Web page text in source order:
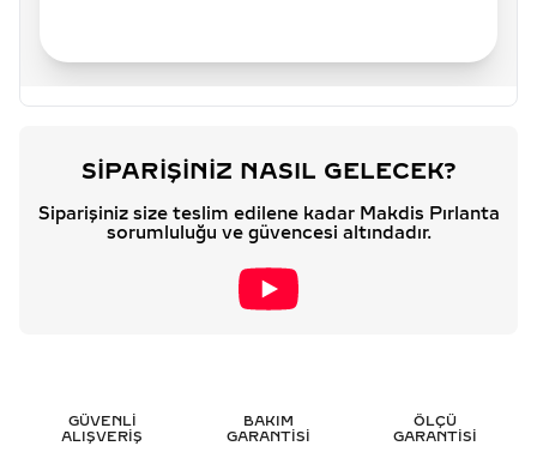
SIPARIŞINIZ NASIL GELECEK?
Siparişiniz size teslim edilene kadar Makdis Pırlanta
sorumluluğu ve güvencesi altındadır.
GÜVENLİ
ALIŞVERİŞ
BAKIM
GARANTİSİ
ÖLÇÜ
GARANTİSİ